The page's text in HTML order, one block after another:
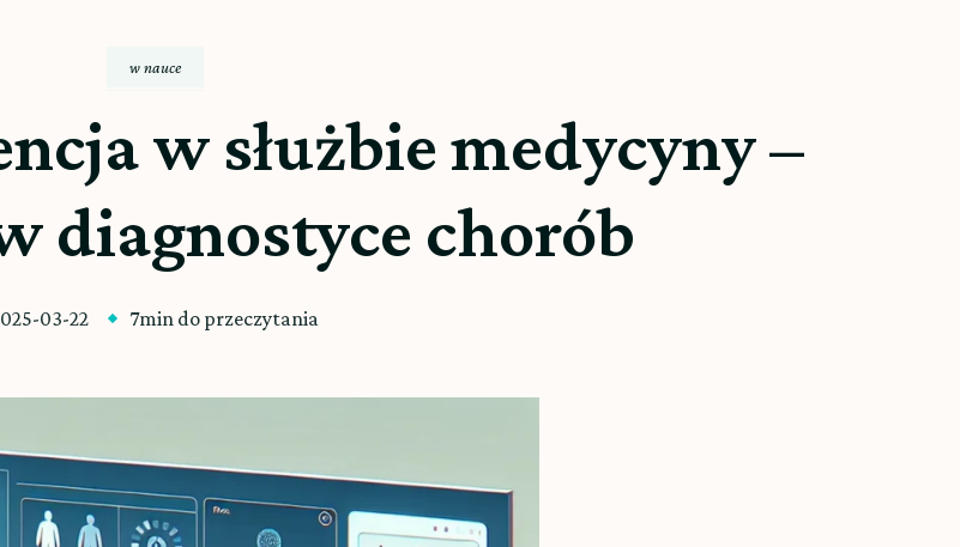
w nauce
w służbie medycyny –
diagnostyce chorób
03-22 7min do przeczytania